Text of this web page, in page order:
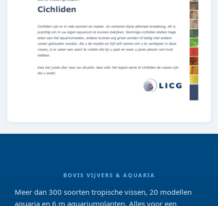
BOVIS VIJVERS & AQUARIA
Meer dan 300 soorten tropische vissen, 20 modellen
aquaria en 6 m aquariumplanten. Alles voor een